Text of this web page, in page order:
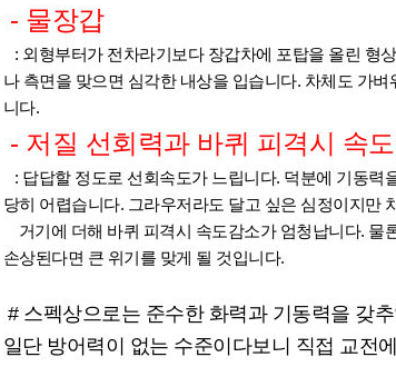
- 물장갑
: 외형부터가 전차라기보다 장갑차에 포탑을 올린 형
나 측면을 맞으면 심각한 내상을 입습니다. 차체도 가
니다.
- 저질 선회력과 바퀴 피격시 속
: 답답할 정도로 선회속도가 느립니다. 덕분에 기동력
당히 어렵습니다. 그라우저라도 달고 싶은 심정이지만
거기에 더해 바퀴 피격시 속도감소가 엄청납니다. 물
손상된다면 큰 위기를 맞게 될 것입니다.
# 스펙상으로는 준수한 화력과 기동력을 갖
일단 방어력이 없는 수준이다보니 직접 교전